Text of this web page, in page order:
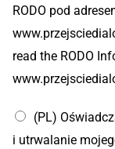
RODO pod
read the RODO
(PL)
i utrwalanie